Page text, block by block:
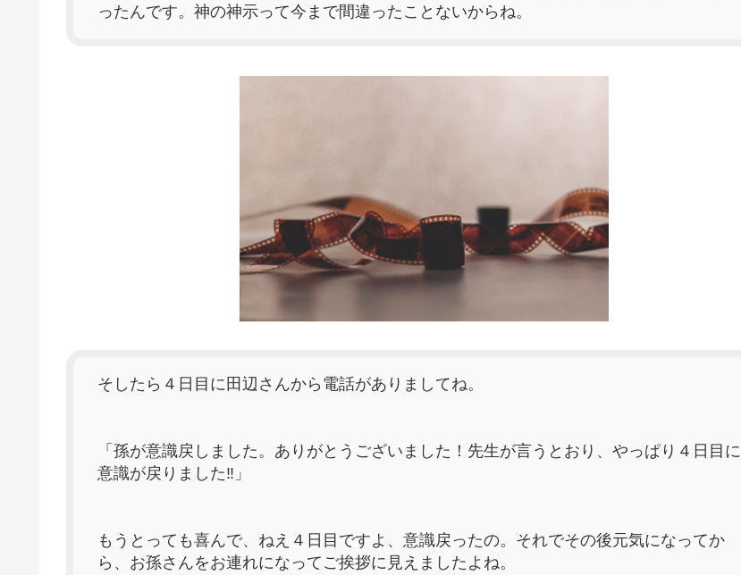
ったんです。神の神示って今まで間違ったことないからね。
そしたら４日目に田辺さんから電話がありましてね。
「孫が意識戻しました。ありがとうございました！先生が言うとおり、やっぱり４日目に
意識が戻りました‼」
もうとっても喜んで、ねえ４日目ですよ、意識戻ったの。それでその後元気になってか
ら、お孫さんをお連れになってご挨拶に見えましたよね。